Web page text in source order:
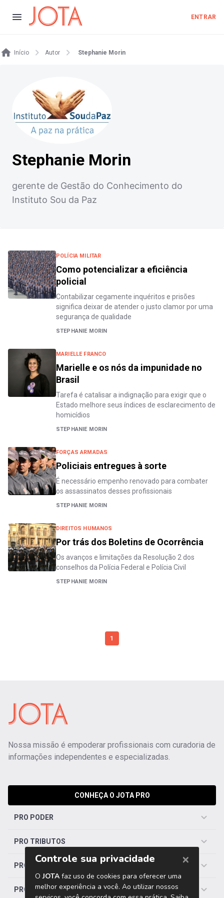
ENTRAR
Início Autor Stephanie Morin
Stephanie Morin
gerente de Gestão do Conhecimento do
Instituto Sou da Paz
POLÍCIA MILITAR
Como potencializar a eficiência
policial
Contabilizar cegamente inquéritos e prisões
significa deixar de atender o justo clamor por uma
segurança de qualidade
STEPHANIE MORIN
MARIELLE FRANCO
Marielle e os nós da impunidade no
Brasil
Tarefa é catalisar a indignação para exigir que o
Estado melhore seus índices de esclarecimento de
homicídios
STEPHANIE MORIN
FORÇAS ARMADAS
Policiais entregues à sorte
É necessário empenho renovado para combater
os assassinatos desses profissionais
STEPHANIE MORIN
DIREITOS HUMANOS
Por trás dos Boletins de Ocorrência
Os avanços e limitações da Resolução 2 dos
conselhos da Polícia Federal e Polícia Civil
STEPHANIE MORIN
1
Nossa missão é empoderar profissionais com curadoria de
informações independentes e especializadas.
CONHEÇA O JOTA PRO
PRO PODER
PRO TRIBUTOS
PRO TRABALHISTA
PRO SAÚDE